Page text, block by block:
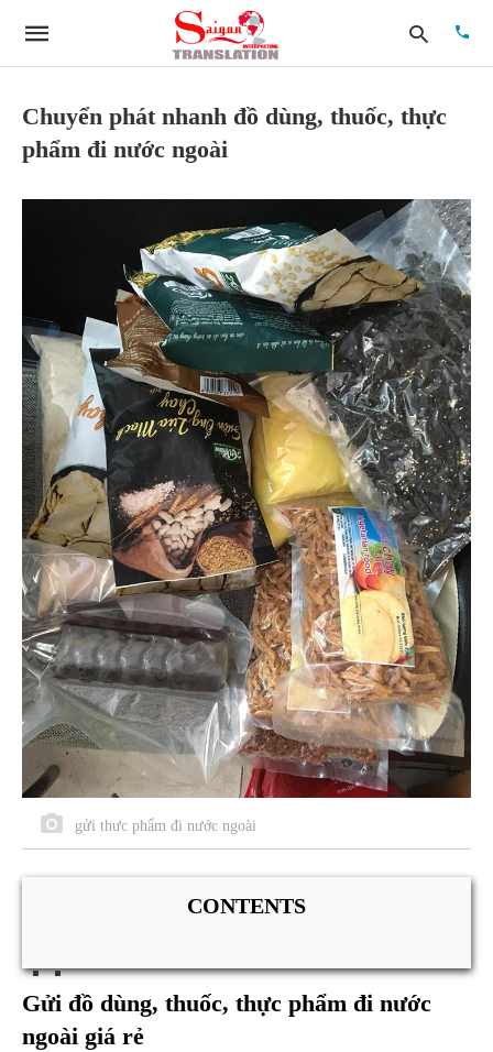
query
and
hit
enter:
Chuyển phát nhanh đồ dùng, thuốc, thực
phẩm đi nước ngoài
gửi thưc phẩm đi nước ngoài
CONTENTS
Gửi đồ dùng, thuốc, thực phẩm đi nước
ngoài giá rẻ